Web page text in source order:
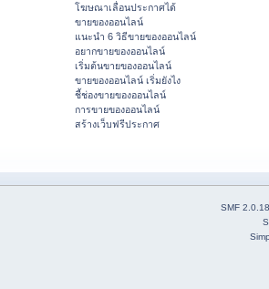
โฆษณาเลื่อนประกาศได้
ขายของออนไลน์
แนะนำ 6 วิธีขายของออนไลน์
อยากขายของออนไลน์
เริ่มต้นขายของออนไลน์
ขายของออนไลน์ เริ่มยังไง
ชี้ช่องขายของออนไลน์
การขายของออนไลน์
สร้างเว็บฟรีประกาศ
SMF 2.0.18